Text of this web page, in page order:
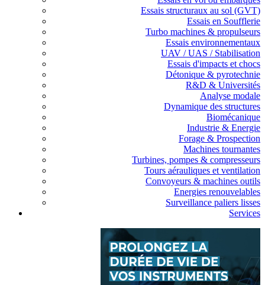
Essais structuraux au sol (GVT)
Essais en Soufflerie
Turbo machines & propulseurs
Essais environnementaux
UAV / UAS / Stabilisation
Essais d'impacts et chocs
Détonique & pyrotechnie
R&D & Universités
Analyse modale
Dynamique des structures
Biomécanique
Industrie & Energie
Forage & Prospection
Machines tournantes
Turbines, pompes & compresseurs
Tours aérauliques et ventilation
Convoyeurs & machines outils
Energies renouvelables
Surveillance paliers lisses
Services